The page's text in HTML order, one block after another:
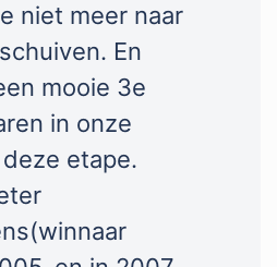
niet meer naar
En
mooie 3e
in onze
etape.